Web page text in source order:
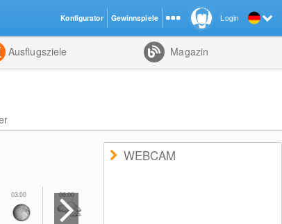
Kombiniert
Ausflugsziele Magazin
WEBCAM
Login
Konfigurator Gewinnspiele